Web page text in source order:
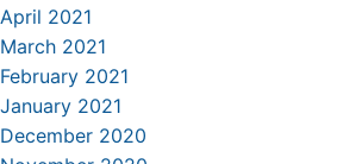
April 2021
March 2021
February 2021
January 2021
December 2020